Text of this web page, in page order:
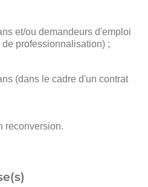
et/ou demandeurs d'emploi
professionnalisation) ;
(dans le cadre d'un contrat
reconversion.